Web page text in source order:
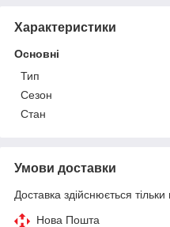
Характеристики
Основні
Тип
Сезон
Стан
Умови доставки
Доставка здійснюється
Нова Пошта